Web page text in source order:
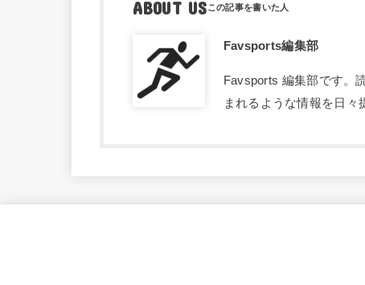
ABOUT US
Favsports編集部
Favsports 編集部です。
まれるような情報を日々